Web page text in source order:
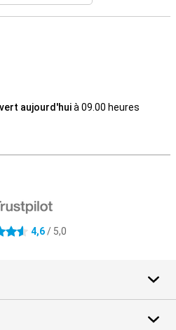
aujourd'huià 09.00 heures
4,6/ 5,0